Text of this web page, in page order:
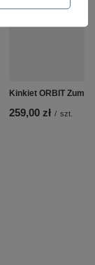
Kinkiet ORBIT Zuma
259,00 zł / szt.